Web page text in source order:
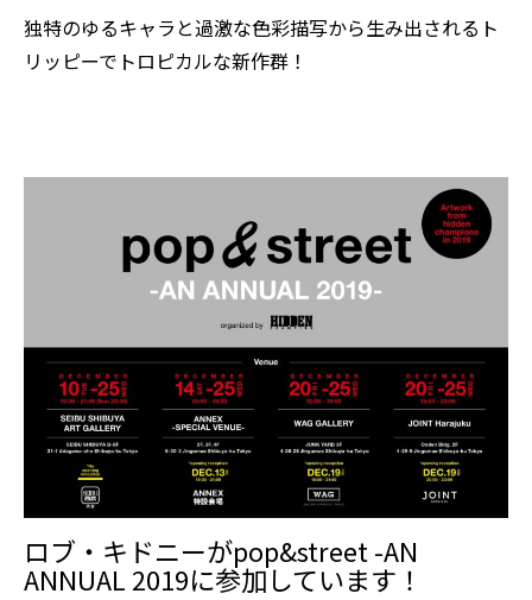
独特のゆるキャラと過激な色彩描写から生み出されるト
リッピーでトロピカルな新作群！
ロブ・キドニーがpop&street -AN
ANNUAL 2019に参加しています！